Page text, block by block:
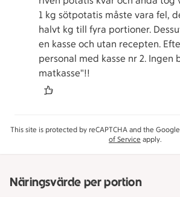
1 kg sötpotatis måste vara fel,
halvt kg till fyra portioner.
en kasse och utan recepten.
personal med kasse nr 2. Ingen
matkasse"!!
This site is protected by reCAPTCHA and the Google
of Service apply.
Näringsvärde per portion